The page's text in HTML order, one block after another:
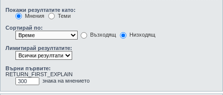
Покажи резултатите като:
Мнения
Теми
Сортирай по:
Възходящ
Низходящ
Лимитирай резултатите:
Върни първите:
RETURN_FIRST_EXPLAIN
знака на мнението